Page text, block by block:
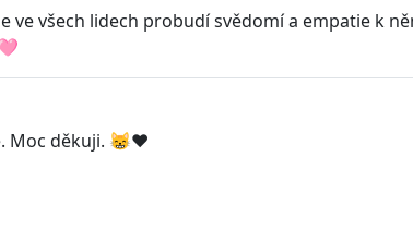
ve všech lidech probudí svědomí a empatie k
Moc děkuji. 😸❤️